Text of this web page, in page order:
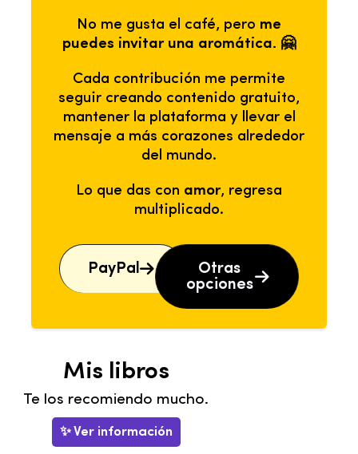
No me gusta el café, pero me
puedes invitar una aromática. 🤗
Cada contribución me permite
seguir creando contenido gratuito,
mantener la plataforma y llevar el
mensaje a más corazones alrededor
del mundo.
Lo que das con amor, regresa
multiplicado.
PayPal
Otras
opciones
Mis libros
Te los recomiendo mucho.
✨ Ver información